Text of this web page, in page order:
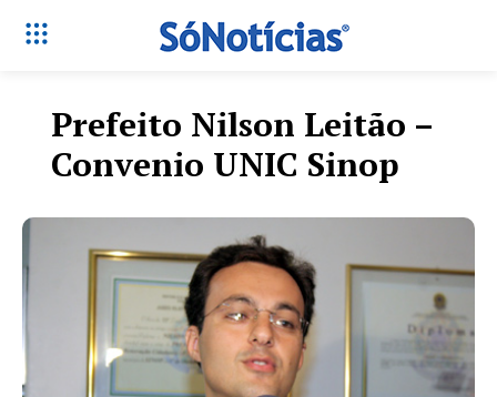
Só Notícias
Prefeito Nilson Leitão –
Convenio UNIC Sinop